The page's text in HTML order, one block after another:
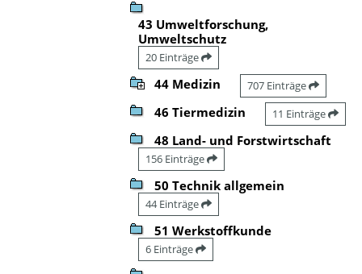
43 Umweltforschung,
Umweltschutz
20 Einträge
44 Medizin 707 Einträge
46 Tiermedizin 11 Einträge
48 Land- und Forstwirtschaft
156 Einträge
50 Technik allgemein
44 Einträge
51 Werkstoffkunde
6 Einträge